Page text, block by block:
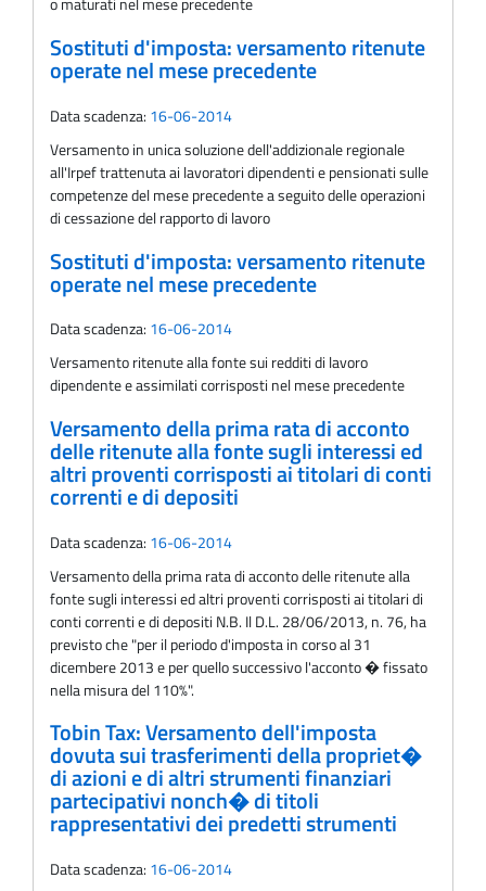
Sostituti d'imposta: versamento ritenute
operate nel mese precedente
Data scadenza: 16-06-2014
Versamento in unica soluzione dell'addizionale regionale
all'Irpef trattenuta ai lavoratori dipendenti e pensionati sulle
competenze del mese precedente a seguito delle operazioni
di cessazione del rapporto di lavoro
Sostituti d'imposta: versamento ritenute
operate nel mese precedente
Data scadenza: 16-06-2014
Versamento ritenute alla fonte sui redditi di lavoro
dipendente e assimilati corrisposti nel mese precedente
Versamento della prima rata di acconto
delle ritenute alla fonte sugli interessi ed
altri proventi corrisposti ai titolari di conti
correnti e di depositi
Data scadenza: 16-06-2014
Versamento della prima rata di acconto delle ritenute alla
fonte sugli interessi ed altri proventi corrisposti ai titolari di
conti correnti e di depositi N.B. Il D.L. 28/06/2013, n. 76, ha
previsto che "per il periodo d'imposta in corso al 31
dicembere 2013 e per quello successivo l'acconto � fissato
nella misura del 110%".
Tobin Tax: Versamento dell'imposta
dovuta sui trasferimenti della propriet�
di azioni e di altri strumenti finanziari
partecipativi nonch� di titoli
rappresentativi dei predetti strumenti
Data scadenza: 16-06-2014